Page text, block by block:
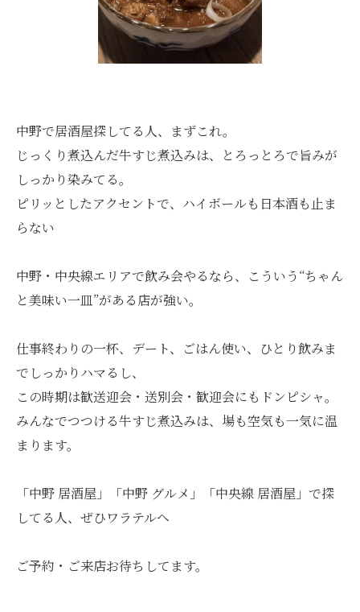
中野で居酒屋探してる人、まずこれ。
じっくり煮込んだ牛すじ煮込みは、とろっとろで旨みが
しっかり染みてる。
ピリッとしたアクセントで、ハイボールも日本酒も止ま
らない
中野・中央線エリアで飲み会やるなら、こういう“ちゃん
と美味い一皿”がある店が強い。
仕事終わりの一杯、デート、ごはん使い、ひとり飲みま
でしっかりハマるし、
この時期は歓送迎会・送別会・歓迎会にもドンピシャ。
みんなでつつける牛すじ煮込みは、場も空気も一気に温
まります。
「中野 居酒屋」「中野 グルメ」「中央線 居酒屋」で探
してる人、ぜひワラテルへ
ご予約・ご来店お待ちしてます。